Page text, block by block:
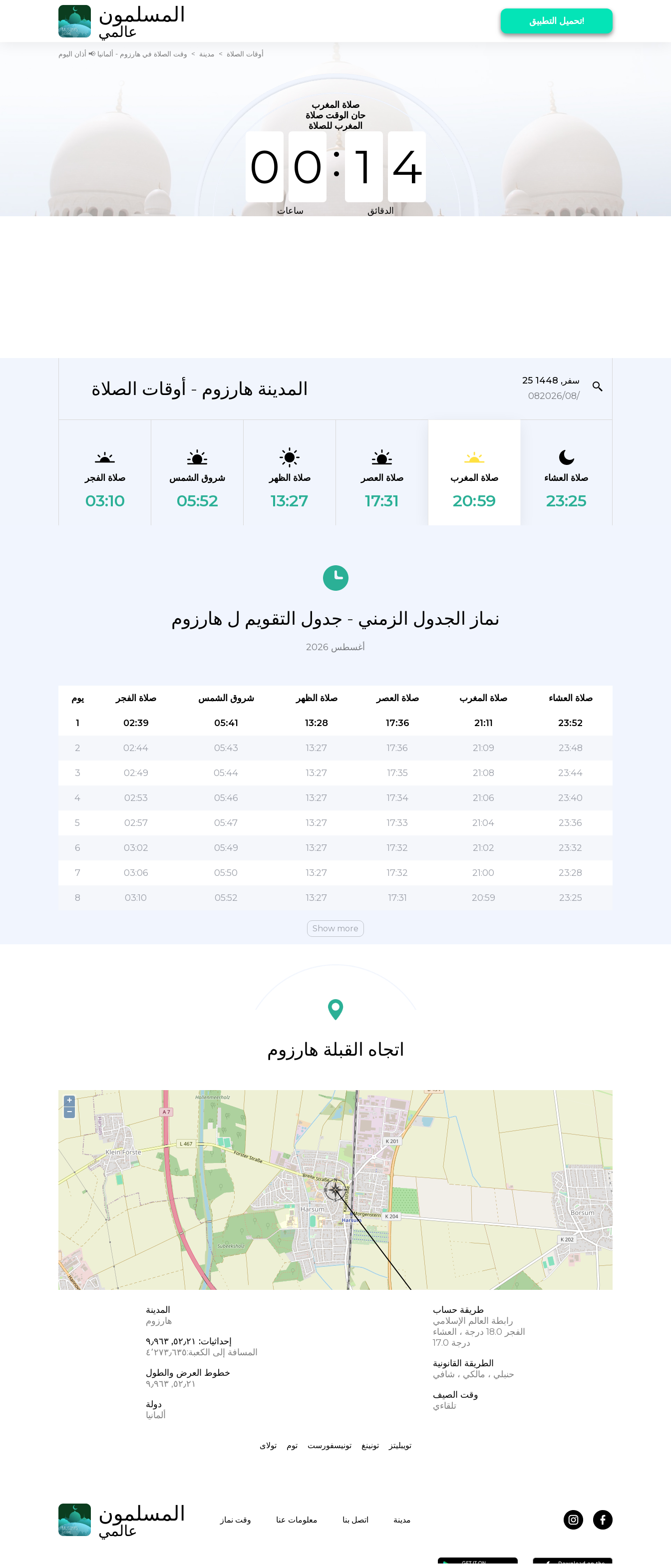
المسلمون
عالمي تحميل التطبيق!
أوقات الصلاة > مدينة > وقت الصلاة في هارزوم - ألمانيا 📢 أذان اليوم
صلاة المغرب
حان الوقت صلاة
المغرب للصلاة
0 0: 1 4
ساعات الدقائق
المدينة هارزوم - أوقات الصلاة
25 سفر, 1448
08‏/08‏/2026
صلاة الفجر
03:10
شروق الشمس
05:52
صلاة الظهر
13:27
صلاة العصر
17:31
صلاة المغرب
20:59
صلاة العشاء
23:25
نماز الجدول الزمني - جدول التقويم ل هارزوم
أغسطس 2026
يوم صلاة الفجر شروق الشمس صلاة الظهر صلاة العصر صلاة المغرب صلاة العشاء
1 02:39 05:41 13:28 17:36 21:11 23:52
2 02:44 05:43 13:27 17:36 21:09 23:48
3 02:49 05:44 13:27 17:35 21:08 23:44
4 02:53 05:46 13:27 17:34 21:06 23:40
5 02:57 05:47 13:27 17:33 21:04 23:36
6 03:02 05:49 13:27 17:32 21:02 23:32
7 03:06 05:50 13:27 17:32 21:00 23:28
8 03:10 05:52 13:27 17:31 20:59 23:25
Show more
اتجاه القبلة هارزوم
+
−
المدينة
هارزوم
إحداثيات: ٥٢٫٢١, ٩٫٩٦٣
المسافة إلى الكعبة:٤٬٢٧٣٫٦٣٥
خطوط العرض والطول
٥٢٫٢١, ٩٫٩٦٣
دولة
ألمانيا
طريقة حساب
رابطة العالم الإسلامي
الفجر 18.0 درجة ، العشاء
17.0 درجة
الطريقة القانونية
حنبلي ، مالكي ، شافي
وقت الصيف
تلقاءي
تولای توم تونيسفورست تونينغ تويبليتز
المسلمون
عالمي وقت نماز معلومات عنا اتصل بنا مدينة
التطبيق الأكثر شعبية للمسلمين!
التطبيق الإسلامي الشهير لنمط الحياة ، مع ميزات سهلة